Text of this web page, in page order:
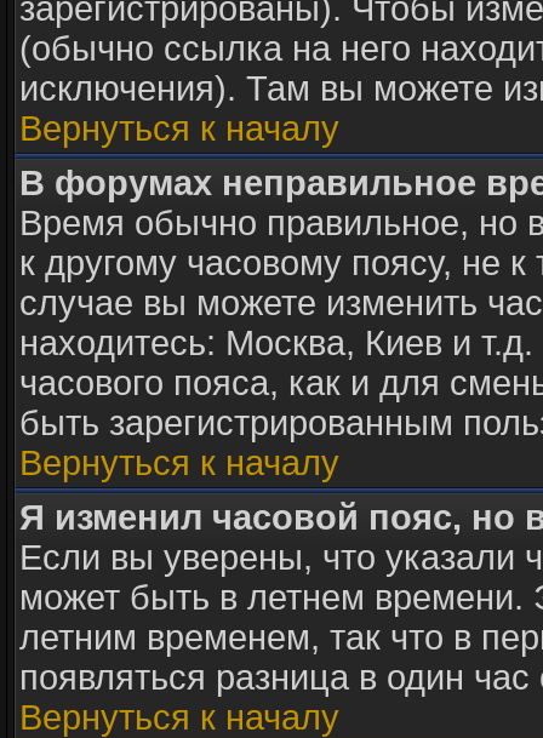
зарегистрированы). Чтобы
(обычно ссылка на него
исключения). Там вы можете
Вернуться к началу
В форумах неправильное
Время обычно правильное, но
к другому часовому поясу, не
случае вы можете изменить
находитесь: Москва, Киев и
часового пояса, как и для
быть зарегистрированным
Вернуться к началу
Я изменил часовой пояс, но
Если вы уверены, что указали
может быть в летнем времени.
летним временем, так что в
появляться разница в один
Вернуться к началу